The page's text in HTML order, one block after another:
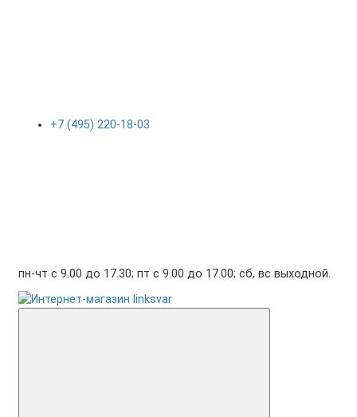
+7 (495) 220-18-03
пн-чт с 9.00 до 17.30; пт с 9.00 до 17.00; сб, вс выходной.